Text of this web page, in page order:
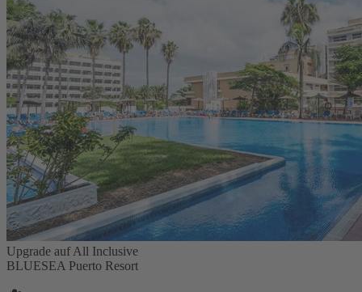
Upgrade auf All Inclusive
BLUESEA Puerto Resort